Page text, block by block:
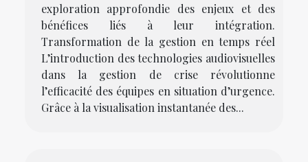
exploration approfondie des enjeux et des
bénéfices liés à leur intégration.
Transformation de la gestion en temps réel
L’introduction des technologies audiovisuelles
dans la gestion de crise révolutionne
l’efficacité des équipes en situation d’urgence.
Grâce à la visualisation instantanée des...